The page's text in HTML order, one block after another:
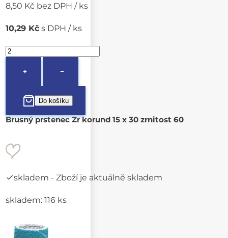
8,50 Kč bez DPH / ks
10,29 Kč s DPH / ks
+ −
Brusný prstenec Zr korund 15 x 30 zrnitost 60
skladem - Zboží je aktuálně skladem
skladem: 116 ks